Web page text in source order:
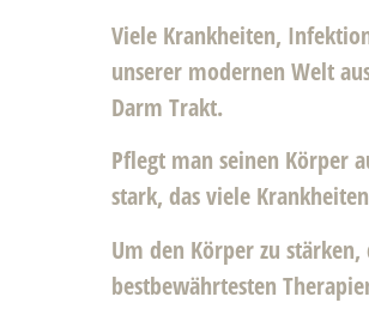
Viele Krankheiten,
unserer modernen Welt
Darm Trakt.
Pflegt man seinen Körper
stark, das viele
Um den Körper zu
bestbewährtesten